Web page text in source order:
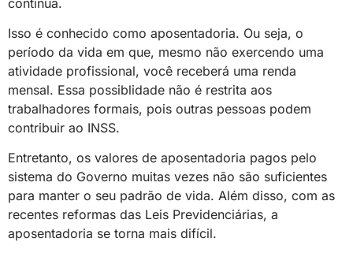
Isso é conhecido como aposentadoria. Ou seja, o
período da vida em que, mesmo não exercendo uma
atividade profissional, você receberá uma renda
mensal. Essa possiblidade não é restrita aos
trabalhadores formais, pois outras pessoas podem
contribuir ao INSS.
Entretanto, os valores de aposentadoria pagos pelo
sistema do Governo muitas vezes não são suficientes
para manter o seu padrão de vida. Além disso, com as
recentes reformas das Leis Previdenciárias, a
aposentadoria se torna mais difícil.